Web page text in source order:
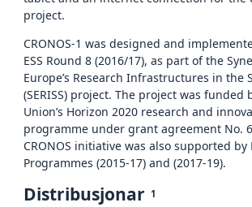
project.
CRONOS-1 was designed and
ESS Round 8 (2016/17), as part of the
Europe’s Research Infrastructures in the
(SERISS) project. The project was funded
Union’s Horizon 2020 research and
programme under grant agreement No.
CRONOS initiative was also supported by
Programmes (2015-17) and (2017-19).
Distribusjonar 1